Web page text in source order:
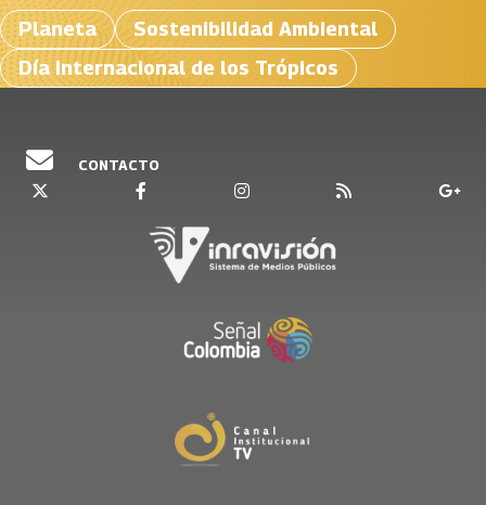
Planeta
Sostenibilidad Ambiental
Día Internacional de los Trópicos
CONTACTO